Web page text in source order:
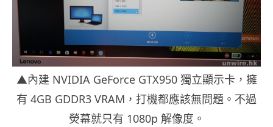
▲內建 NVIDIA GeForce GTX950 獨立顯示卡，擁
有 4GB GDDR3 VRAM，打機都應該無問題。不過
熒幕就只有 1080p 解像度。